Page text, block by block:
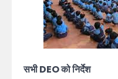
सभी DEO को निर्देश